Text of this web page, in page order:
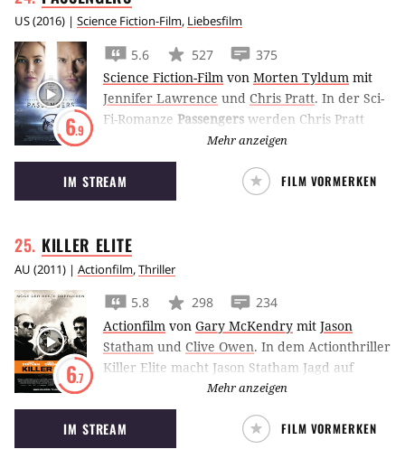
US(2016) | Science Fiction-Film, Liebesfilm
6.9
5.6 527
375
Science Fiction-Film von Morten Tyldum mit
Jennifer Lawrence und Chris Pratt. In der Sci-
Fi-Romanze Passengers werden Chris Pratt
und Jennifer Lawrence auf einer Reise durchs
All zu früh aus dem Kälteschlaf gerissen und
sind sich fortan die einzige Gesellschaft auf
ihrem Raumschiff.
Mehr anzeigen
IM STREAM FILM VORMERKEN
KILLER ELITE
AU (2011) | Actionfilm,Thriller
6.7
5.8 298
234
Actionfilm von Gary McKendry mit Jason
Statham und Clive Owen. In dem Actionthriller
Killer Elite macht Jason Statham Jagd auf
britische Elite-Soldaten, die von Clive Owen
beschützt werden.
Mehr anzeigen
IM STREAM FILM VORMERKEN